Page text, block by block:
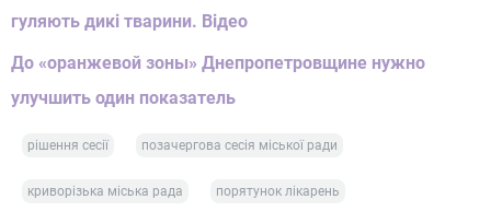
гуляють дикі тварини. Відео
До «оранжевой зоны» Днепропетровщине нужно
улучшить один показатель
рішення сесії позачергова сесія міської ради
криворізька міська рада порятунок лікарень